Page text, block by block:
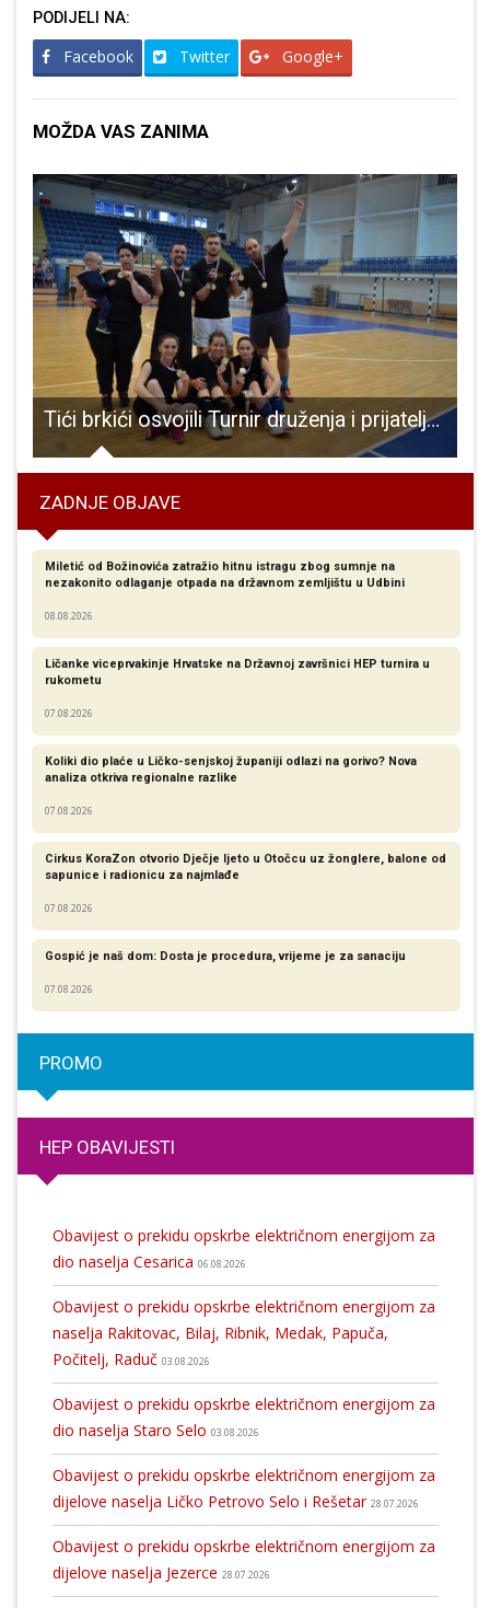
PODIJELI NA:
Facebook Twitter Google+
MOŽDA VAS ZANIMA
Tići brkići osvojili Turnir druženja i prijateljstva
ZADNJE OBJAVE
Miletić od Božinovića zatražio hitnu istragu zbog sumnje na
nezakonito odlaganje otpada na državnom zemljištu u Udbini
08.08.2026
Ličanke viceprvakinje Hrvatske na Državnoj završnici HEP turnira u
rukometu
07.08.2026
Koliki dio plaće u Ličko-senjskoj županiji odlazi na gorivo? Nova
analiza otkriva regionalne razlike​
07.08.2026
Cirkus KoraZon otvorio Dječje ljeto u Otočcu uz žonglere, balone od
sapunice i radionicu za najmlađe
07.08.2026
Gospić je naš dom: Dosta je procedura, vrijeme je za sanaciju
07.08.2026
PROMO
HEP OBAVIJESTI
Obavijest o prekidu opskrbe električnom energijom za
dio naselja Cesarica 06.08.2026
Obavijest o prekidu opskrbe električnom energijom za
naselja Rakitovac, Bilaj, Ribnik, Medak, Papuča,
Počitelj, Raduč 03.08.2026
Obavijest o prekidu opskrbe električnom energijom za
dio naselja Staro Selo 03.08.2026
Obavijest o prekidu opskrbe električnom energijom za
dijelove naselja Ličko Petrovo Selo i Rešetar 28.07.2026
Obavijest o prekidu opskrbe električnom energijom za
dijelove naselja Jezerce 28.07.2026